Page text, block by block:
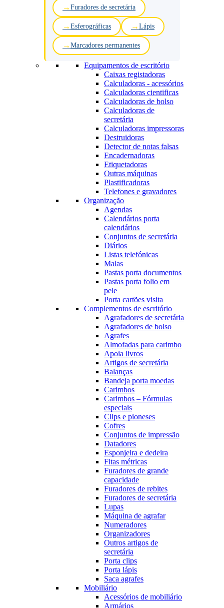
Furadores de secretária
Esferográficas Lápis
Marcadores permanentes
Equipamentos de escritório
Caixas registadoras
Calculadoras - acessórios
Calculadoras cientificas
Calculadoras de bolso
Calculadoras de
secretária
Calculadoras impressoras
Destruidoras
Detector de notas falsas
Encadernadoras
Etiquetadoras
Outras máquinas
Plastificadoras
Telefones e gravadores
Organização
Agendas
Calendários porta
calendários
Conjuntos de secretária
Diários
Listas telefónicas
Malas
Pastas porta documentos
Pastas porta folio em
pele
Porta cartões visita
Complementos de escritório
Agrafadores de secretária
Agrafadores de bolso
Agrafes
Almofadas para carimbo
Apoia livros
Artigos de secretária
Balanças
Bandeja porta moedas
Carimbos
Carimbos – Fórmulas
especiais
Clips e pioneses
Cofres
Conjuntos de impressão
Datadores
Esponjeira e dedeira
Fitas métricas
Furadores de grande
capacidade
Furadores de rebites
Furadores de secretária
Lupas
Máquina de agrafar
Numeradores
Organizadores
Outros artigos de
secretária
Porta clips
Porta lápis
Saca agrafes
Mobiliário
Acessórios de mobiliário
Armários